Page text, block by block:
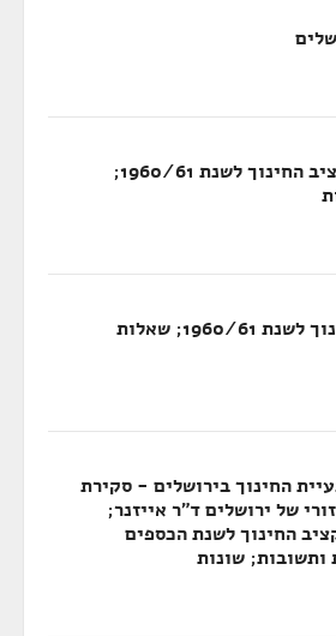
המשך הדיון בתקציב החינוך לשנת 1960/61;
דיון בתקציב החינוך לשנת 1960/61; שאלות
החינוך בירושלים - סקירת
של ירושלים ד"ר אייזנר;
החינוך לשנת הכספים